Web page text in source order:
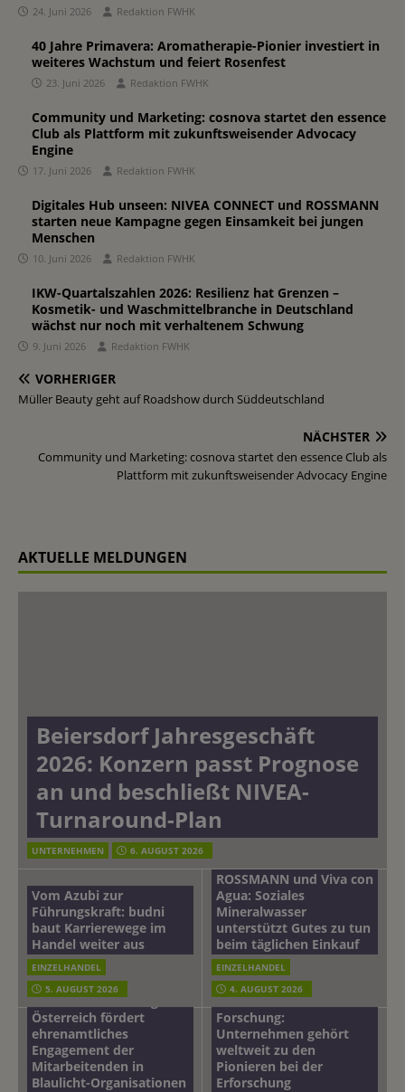
24. Juni 2026 Redaktion FWHK
40 Jahre Primavera: Aromatherapie-Pionier investiert in
weiteres Wachstum und feiert Rosenfest
23. Juni 2026 Redaktion FWHK
Community und Marketing: cosnova startet den essence
Club als Plattform mit zukunftsweisender Advocacy
Engine
17. Juni 2026 Redaktion FWHK
Digitales Hub unseen: NIVEA CONNECT und ROSSMANN
starten neue Kampagne gegen Einsamkeit bei jungen
Menschen
10. Juni 2026 Redaktion FWHK
IKW-Quartalszahlen 2026: Resilienz hat Grenzen –
Kosmetik- und Waschmittelbranche in Deutschland
wächst nur noch mit verhaltenem Schwung
9. Juni 2026 Redaktion FWHK
VORHERIGER
Müller Beauty geht auf Roadshow durch Süddeutschland
NÄCHSTER
Community und Marketing: cosnova startet den essence Club als
Plattform mit zukunftsweisender Advocacy Engine
AKTUELLE MELDUNGEN
Beiersdorf Jahresgeschäft
2026: Konzern passt Prognose
an und beschließt NIVEA-
Turnaround-Plan
UNTERNEHMEN 6. AUGUST 2026
Vom Azubi zur
Führungskraft: budni
baut Karrierewege im
Handel weiter aus
EINZELHANDEL
5. AUGUST 2026
ROSSMANN und Viva con
Agua: Soziales
Mineralwasser
unterstützt Gutes zu tun
beim täglichen Einkauf
EINZELHANDEL
4. AUGUST 2026
mehr vom leben tag: dm
Österreich fördert
ehrenamtliches
Engagement der
Mitarbeitenden in
Blaulicht-Organisationen
Beiersdorf
Hautmikrobiom-
Forschung:
Unternehmen gehört
weltweit zu den
Pionieren bei der
Erforschung